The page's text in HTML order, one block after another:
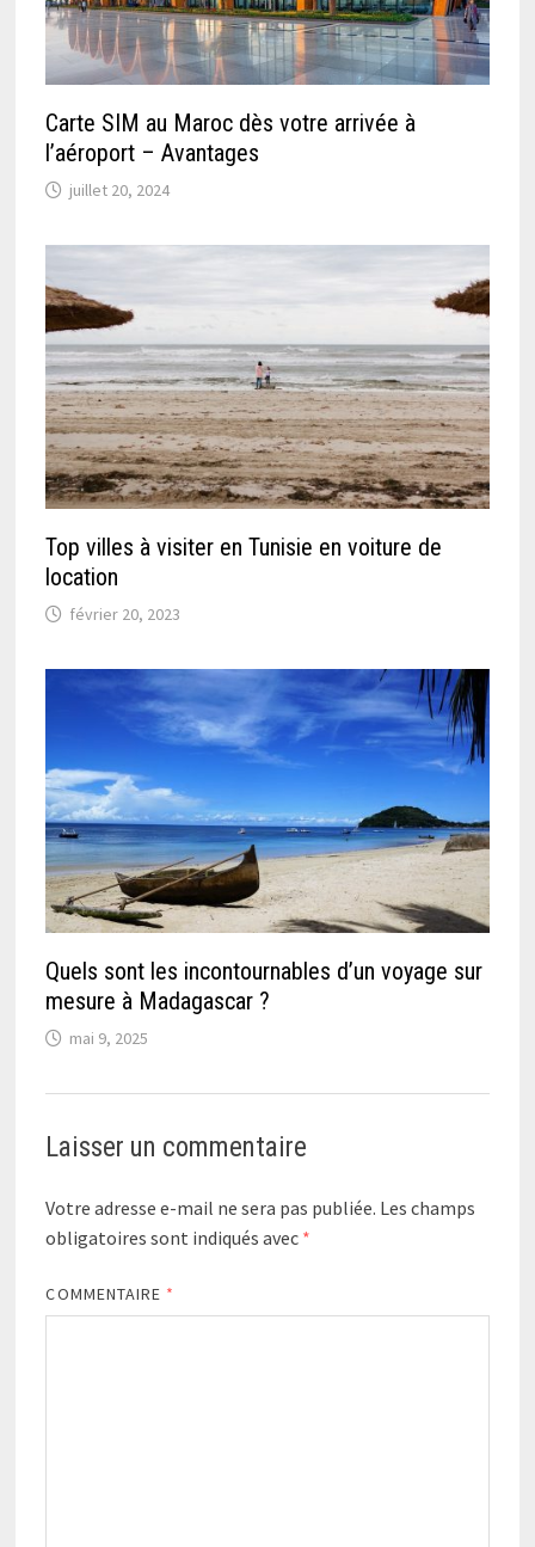
Carte SIM au Maroc dès votre arrivée à
l’aéroport – Avantages
juillet 20, 2024
Top villes à visiter en Tunisie en voiture de
location
février 20, 2023
Quels sont les incontournables d’un voyage sur
mesure à Madagascar ?
mai 9, 2025
Laisser un commentaire
Votre adresse e-mail ne sera pas publiée. Les champs
obligatoires sont indiqués avec *
COMMENTAIRE *